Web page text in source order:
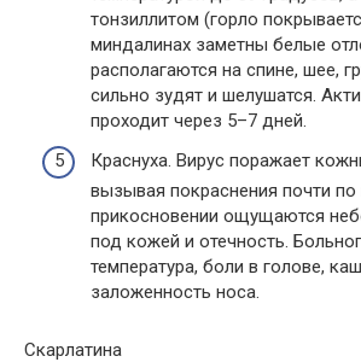
тонзиллитом (горло
миндалинах заметны белые
располагаются на спине, шее,
сильно зудят и шелушатся.
проходит через 5–7 дней.
Краснуха. Вирус поражает
вызывая покраснения почти по
прикосновении ощущаются
под кожей и отечность.
температура, боли в голове,
заложенность носа.
Скарлатина